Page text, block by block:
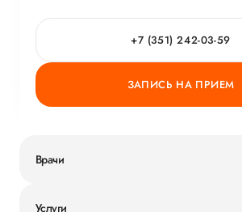
ГОРЯЧАЯ ЛИНИЯ КАЧЕСТВА
+7 (351) 242-03-59
ЗАПИСЬ НА ПРИЕМ
Врачи
Услуги